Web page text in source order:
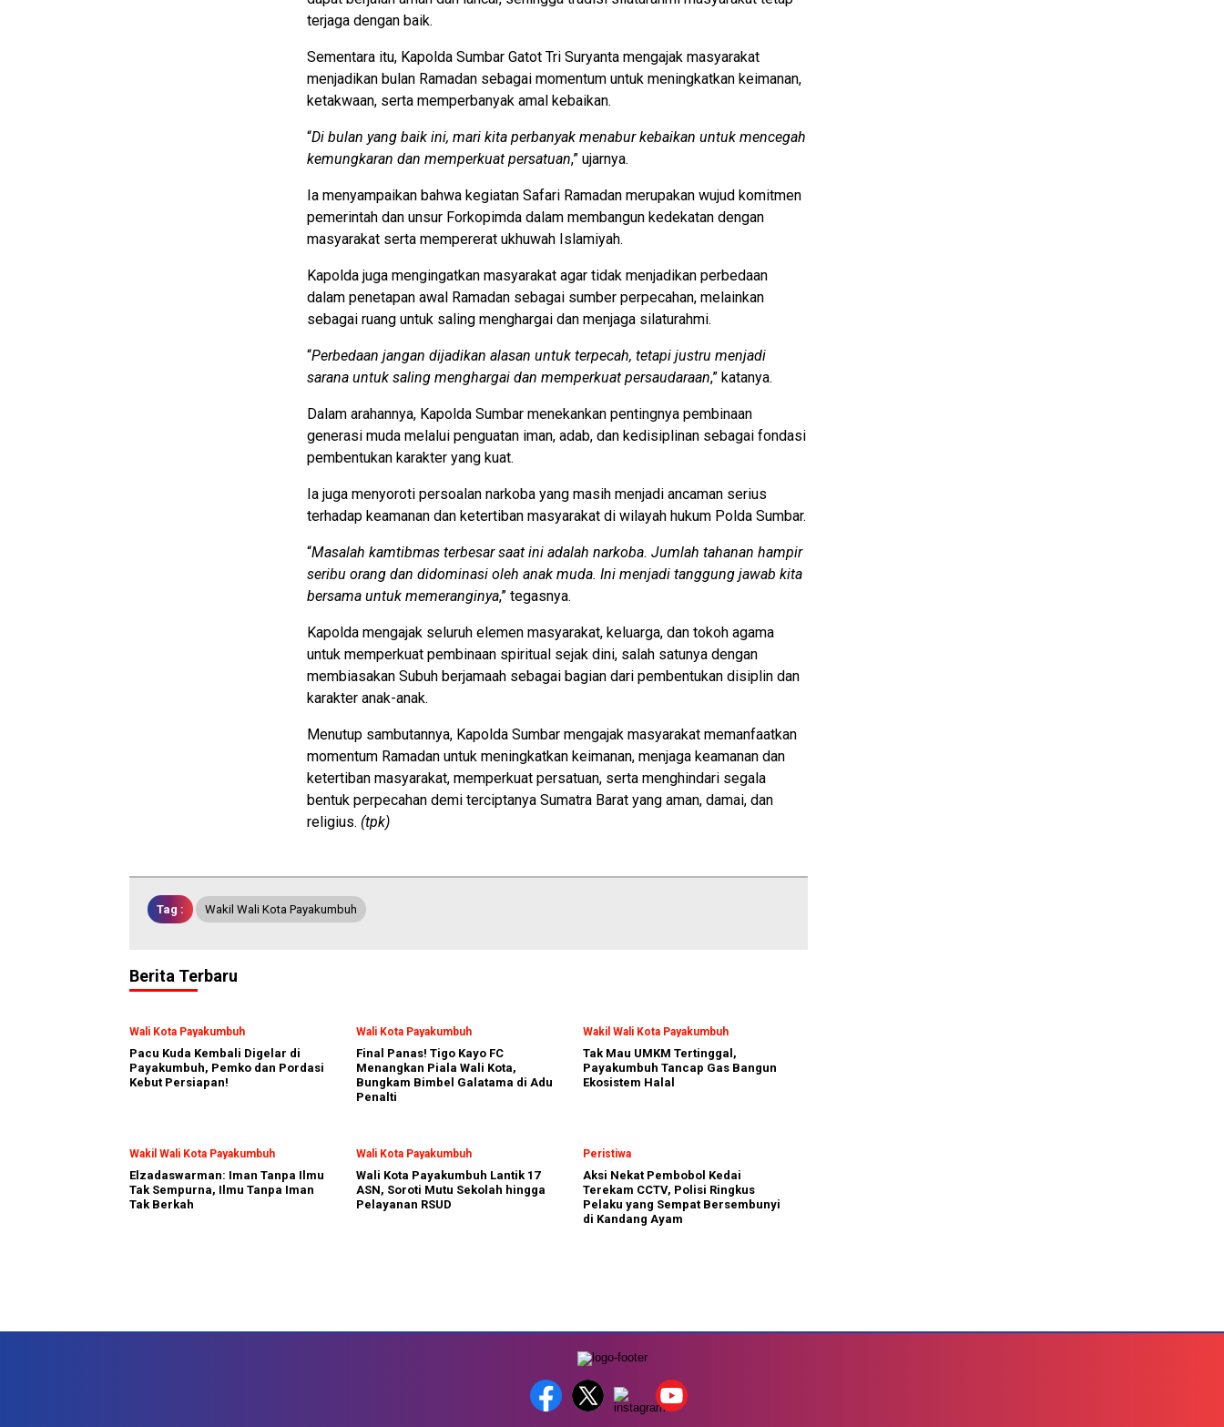
terjaga dengan baik.
Sementara itu, Kapolda Sumbar Gatot Tri Suryanta mengajak masyarakat
menjadikan bulan Ramadan sebagai momentum untuk meningkatkan keimanan,
ketakwaan, serta memperbanyak amal kebaikan.
“Di bulan yang baik ini, mari kita perbanyak menabur kebaikan untuk mencegah
kemungkaran dan memperkuat persatuan,” ujarnya.
Ia menyampaikan bahwa kegiatan Safari Ramadan merupakan wujud komitmen
pemerintah dan unsur Forkopimda dalam membangun kedekatan dengan
masyarakat serta mempererat ukhuwah Islamiyah.
Kapolda juga mengingatkan masyarakat agar tidak menjadikan perbedaan
dalam penetapan awal Ramadan sebagai sumber perpecahan, melainkan
sebagai ruang untuk saling menghargai dan menjaga silaturahmi.
“Perbedaan jangan dijadikan alasan untuk terpecah, tetapi justru menjadi
sarana untuk saling menghargai dan memperkuat persaudaraan,” katanya.
Dalam arahannya, Kapolda Sumbar menekankan pentingnya pembinaan
generasi muda melalui penguatan iman, adab, dan kedisiplinan sebagai fondasi
pembentukan karakter yang kuat.
Ia juga menyoroti persoalan narkoba yang masih menjadi ancaman serius
terhadap keamanan dan ketertiban masyarakat di wilayah hukum Polda Sumbar.
“Masalah kamtibmas terbesar saat ini adalah narkoba. Jumlah tahanan hampir
seribu orang dan didominasi oleh anak muda. Ini menjadi tanggung jawab kita
bersama untuk memeranginya,” tegasnya.
Kapolda mengajak seluruh elemen masyarakat, keluarga, dan tokoh agama
untuk memperkuat pembinaan spiritual sejak dini, salah satunya dengan
membiasakan Subuh berjamaah sebagai bagian dari pembentukan disiplin dan
karakter anak-anak.
Menutup sambutannya, Kapolda Sumbar mengajak masyarakat memanfaatkan
momentum Ramadan untuk meningkatkan keimanan, menjaga keamanan dan
ketertiban masyarakat, memperkuat persatuan, serta menghindari segala
bentuk perpecahan demi terciptanya Sumatra Barat yang aman, damai, dan
religius. (tpk)
Tag : Wakil Wali Kota Payakumbuh
Berita Terbaru
Wali Kota Payakumbuh
Pacu Kuda Kembali Digelar di
Payakumbuh, Pemko dan Pordasi
Kebut Persiapan!
Wali Kota Payakumbuh
Final Panas! Tigo Kayo FC
Menangkan Piala Wali Kota,
Bungkam Bimbel Galatama di Adu
Penalti
Wakil Wali Kota Payakumbuh
Tak Mau UMKM Tertinggal,
Payakumbuh Tancap Gas Bangun
Ekosistem Halal
Wakil Wali Kota Payakumbuh
Elzadaswarman: Iman Tanpa Ilmu
Tak Sempurna, Ilmu Tanpa Iman
Tak Berkah
Wali Kota Payakumbuh
Wali Kota Payakumbuh Lantik 17
ASN, Soroti Mutu Sekolah hingga
Pelayanan RSUD
Peristiwa
Aksi Nekat Pembobol Kedai
Terekam CCTV, Polisi Ringkus
Pelaku yang Sempat Bersembunyi
di Kandang Ayam